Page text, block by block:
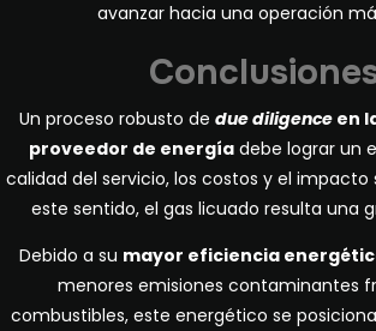
avanzar hacia una operación
Un proceso robusto de due diligence en
proveedor de energíadebe lograr un
calidad del servicio, los costos y el impacto
este sentido, el gas licuado resulta una
Debido a su mayor eficiencia
menores emisiones contaminantes
combustibles, este energético se